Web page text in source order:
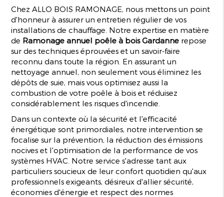
Chez ALLO BOIS RAMONAGE, nous mettons un point
d'honneur à assurer un entretien régulier de vos
installations de chauffage. Notre expertise en matière
de Ramonage annuel poêle à bois Gardanne repose
sur des techniques éprouvées et un savoir-faire
reconnu dans toute la région. En assurant un
nettoyage annuel, non seulement vous éliminez les
dépôts de suie, mais vous optimisez aussi la
combustion de votre poêle à bois et réduisez
considérablement les risques d'incendie.
Dans un contexte où la sécurité et l'efficacité
énergétique sont primordiales, notre intervention se
focalise sur la prévention, la réduction des émissions
nocives et l'optimisation de la performance de vos
systèmes HVAC. Notre service s'adresse tant aux
particuliers soucieux de leur confort quotidien qu'aux
professionnels exigeants, désireux d'allier sécurité,
économies d'énergie et respect des normes